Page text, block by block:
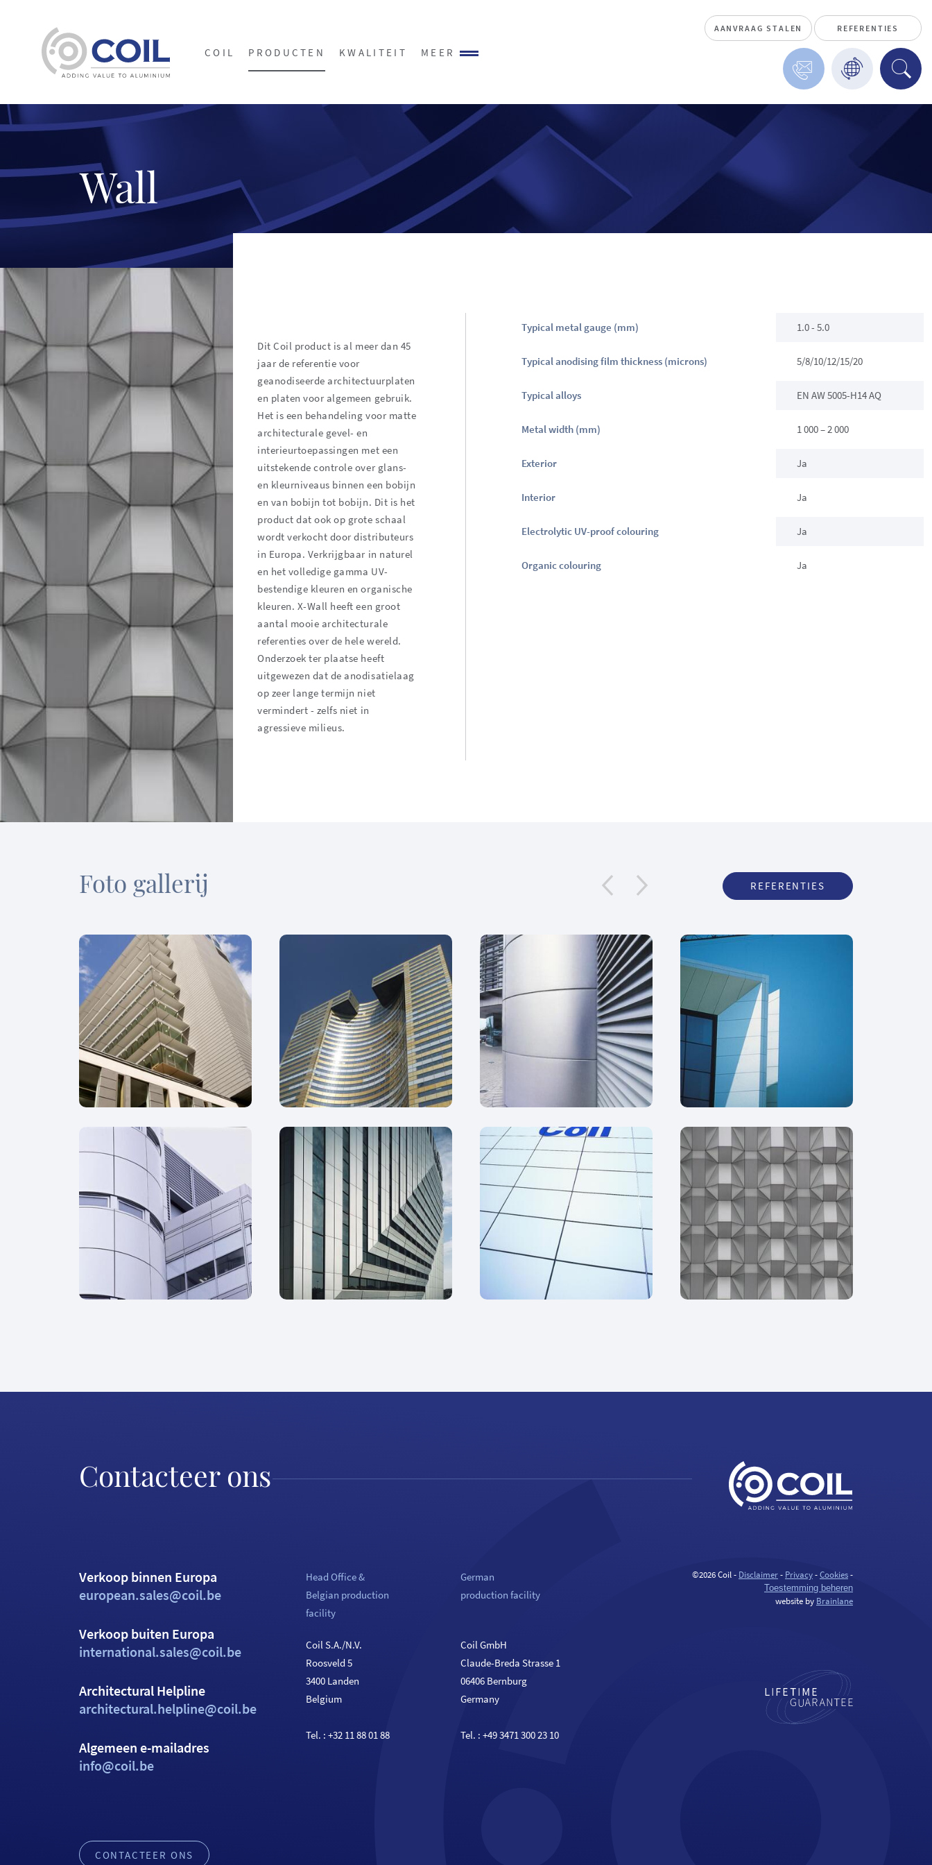
COIL PRODUCTEN KWALITEIT MEER
AANVRAAG STALEN REFERENTIES
Wall
Dit Coil product is al meer dan 45
jaar de referentie voor
geanodiseerde architectuurplaten
en platen voor algemeen gebruik.
Het is een behandeling voor matte
architecturale gevel- en
interieurtoepassingen met een
uitstekende controle over glans-
en kleurniveaus binnen een bobijn
en van bobijn tot bobijn. Dit is het
product dat ook op grote schaal
wordt verkocht door distributeurs
in Europa. Verkrijgbaar in naturel
en het volledige gamma UV-
bestendige kleuren en organische
kleuren. X-Wall heeft een groot
aantal mooie architecturale
referenties over de hele wereld.
Onderzoek ter plaatse heeft
uitgewezen dat de anodisatielaag
op zeer lange termijn niet
vermindert - zelfs niet in
agressieve milieus.
Typical metal gauge (mm) 1.0 - 5.0
Typical anodising film thickness (microns) 5/8/10/12/15/20
Typical alloys EN AW 5005-H14 AQ
Metal width (mm) 1 000 – 2 000
Exterior Ja
Interior Ja
Electrolytic UV-proof colouring Ja
Organic colouring Ja
Foto gallerij REFERENTIES
Contacteer ons
Verkoop binnen Europa
european.sales@coil.be
Verkoop buiten Europa
international.sales@coil.be
Architectural Helpline
architectural.helpline@coil.be
Algemeen e-mailadres
info@coil.be
Head Office &
Belgian production
facility
Coil S.A./N.V.
Roosveld 5
3400 Landen
Belgium
Tel. :+32 11 88 01 88
German
production facility
Coil GmbH
Claude-Breda Strasse 1
06406 Bernburg
Germany
Tel. : +49 3471 300 23 10
©2026 Coil - Disclaimer- Privacy-Cookies-
Toestemming beheren
website by Brainlane
CONTACTEER ONS